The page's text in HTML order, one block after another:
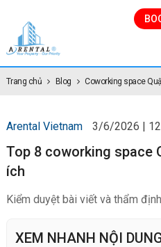
Trang chủ Blog Coworking space
Arental Vietnam 3/6/2026 |
Top 8 coworking space
ích
Kiểm duyệt bài viết và thẩm
XEM NHANH NỘI